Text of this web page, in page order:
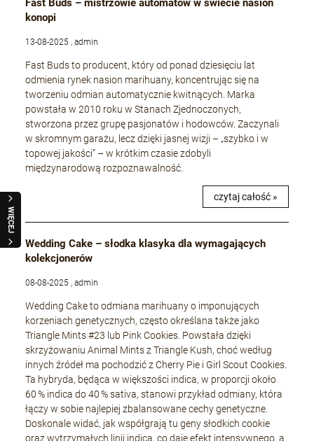
WIĘCEJ
Fast Buds – mistrzowie automatów w świecie nasion
konopi
13-08-2025 , admin
Fast Buds to producent, który od ponad dziesięciu lat
odmienia rynek nasion marihuany, koncentrując się na
tworzeniu odmian automatycznie kwitnących. Marka
powstała w 2010 roku w Stanach Zjednoczonych,
stworzona przez grupę pasjonatów i hodowców. Zaczynali
w skromnym garażu, lecz dzięki jasnej wizji – „szybko i w
topowej jakości” – w krótkim czasie zdobyli
międzynarodową rozpoznawalność.
czytaj całość »
Wedding Cake – słodka klasyka dla wymagających
kolekcjonerów
08-08-2025 , admin
Wedding Cake to odmiana marihuany o imponujących
korzeniach genetycznych, często określana także jako
Triangle Mints #23 lub Pink Cookies. Powstała dzięki
skrzyżowaniu Animal Mints z Triangle Kush, choć według
innych źródeł ma pochodzić z Cherry Pie i Girl Scout Cookies.
Ta hybryda, będąca w większości indica, w proporcji około
60 % indica do 40 % sativa, stanowi przykład odmiany, która
łączy w sobie najlepiej zbalansowane cechy genetyczne.
Doskonale widać, jak współgrają tu geny słodkich cookie
oraz wytrzymałych linii indica, co daje efekt intensywnego, a